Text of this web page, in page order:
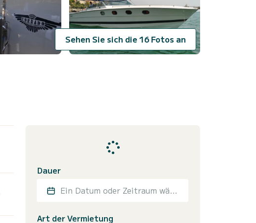
Sehen Sie sich die 16 Fotos an
Dauer
Ein Datum oder Zeitraum wählen
Art der Vermietung